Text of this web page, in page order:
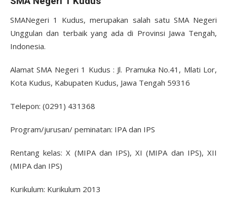
SMANegeri 1 Kudus, merupakan salah satu SMA Negeri
Unggulan dan terbaik yang ada di Provinsi Jawa Tengah,
Indonesia.
Alamat SMA Negeri 1 Kudus : Jl. Pramuka No.41, Mlati Lor,
Kota Kudus, Kabupaten Kudus, Jawa Tengah 59316
Telepon: (0291) 431368
Program/jurusan/ peminatan: IPA dan IPS
Rentang kelas: X (MIPA dan IPS), XI (MIPA dan IPS), XII
(MIPA dan IPS)
Kurikulum: Kurikulum 2013